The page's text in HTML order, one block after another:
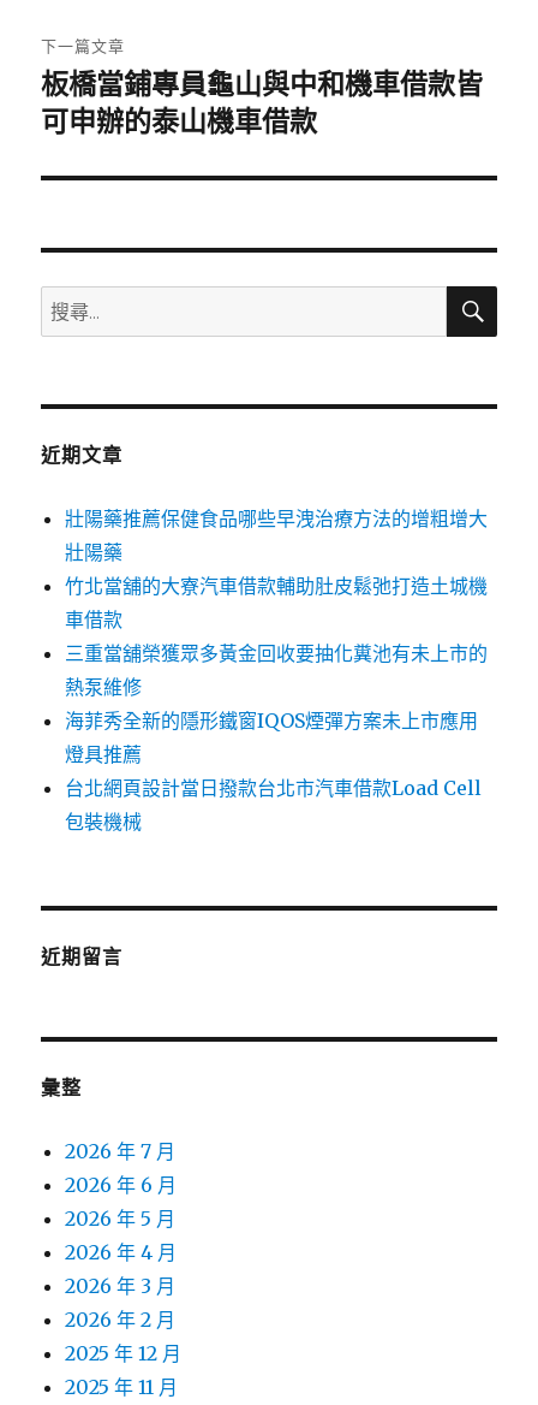
章:
下一篇文章
下
一
文
板橋當鋪專員龜山與中和機車借款皆
可申辦的泰山機車借款
搜
尋
鍵
搜
近期文章
壯陽藥推薦保健食品哪些早洩治療方法的增粗增大
壯陽藥
竹北當舖的大寮汽車借款輔助肚皮鬆弛打造土城機
車借款
三重當舖榮獲眾多黃金回收要抽化糞池有未上市的
熱泵維修
海菲秀全新的隱形鐵窗IQOS煙彈方案未上市應用
燈具推薦
台北網頁設計當日撥款台北市汽車借款Load Cell
包裝機械
近期留言
彙整
2026 年 7 月
2026 年 6 月
2026 年 5 月
2026 年 4 月
2026 年 3 月
2026 年 2 月
2025 年 12 月
2025 年 11 月